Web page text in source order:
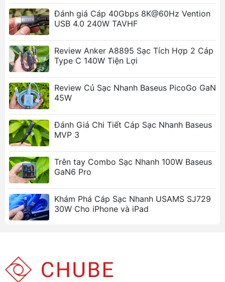
Ảnh sản phẩmĐánh giá Cáp 40Gbps 8K@60Hz Vention
USB 4.0 240W TAVHF
Review Anker A8895 Sạc Tích Hợp 2 Cáp
Type C 140W Tiện Lợi
Review Củ Sạc Nhanh Baseus PicoGo GaN
45W
Đánh Giá Chi Tiết Cáp Sạc Nhanh Baseus
MVP 3
Trên tay Combo Sạc Nhanh 100W Baseus
GaN6 Pro
Khám Phá Cáp Sạc Nhanh USAMS SJ729
30W Cho iPhone và iPad